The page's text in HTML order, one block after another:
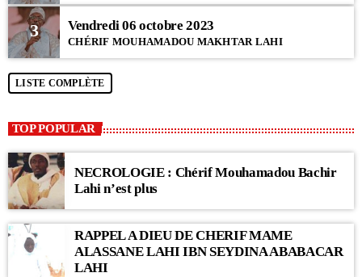
3 Vendredi 06 octobre 2023
CHÉRIF MOUHAMADOU MAKHTAR LAHI
LISTE COMPLÈTE
TOP POPULAR
NECROLOGIE : Chérif Mouhamadou Bachir
Lahi n’est plus
RAPPEL A DIEU DE CHERIF MAME
ALASSANE LAHI IBN SEYDINA ABABACAR
LAHI